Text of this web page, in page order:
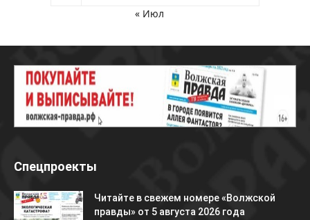
« Июл
Спецпроекты
Читайте в свежем номере «Волжской
правды» от 5 августа 2026 года